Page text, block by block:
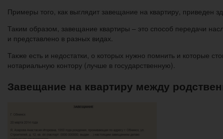
Примеры того, как выглядит завещание на квартиру, приведен
Таким образом, завещание квартиры – это способ передачи
и представлено в разных видах.
Также есть и недостатки, о которых нужно помнить и которые
нотариальную контору (лучше в государственную).
Завещание на квартиру между